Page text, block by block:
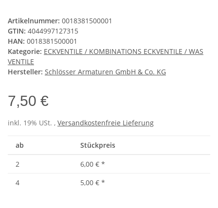
Artikelnummer: 0018381500001
GTIN: 4044997127315
HAN: 0018381500001
Kategorie: ECKVENTILE / KOMBINATIONS ECKVENTILE / WAS
VENTILE
Hersteller: Schlösser Armaturen GmbH & Co. KG
7,50 €
inkl. 19% USt. , Versandkostenfreie Lieferung
ab Stückpreis
2 6,00 € *
4
5,00 € *